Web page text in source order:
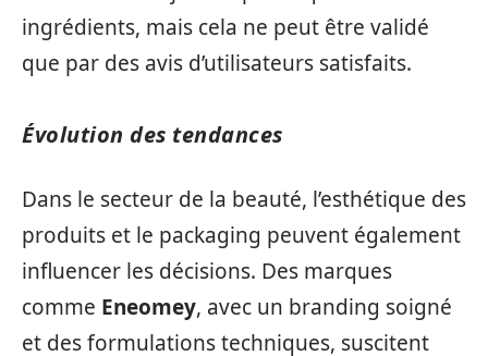
ingrédients, mais cela ne peut être validé
que par des avis d’utilisateurs satisfaits.
Évolution des tendances
Dans le secteur de la beauté, l’esthétique des
produits et le packaging peuvent également
influencer les décisions. Des marques
comme Eneomey, avec un branding soigné
et des formulations techniques, suscitent